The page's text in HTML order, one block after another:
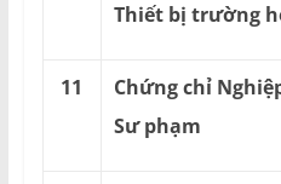
Thiết bị trường
11
Chứng chỉ
Sư phạm